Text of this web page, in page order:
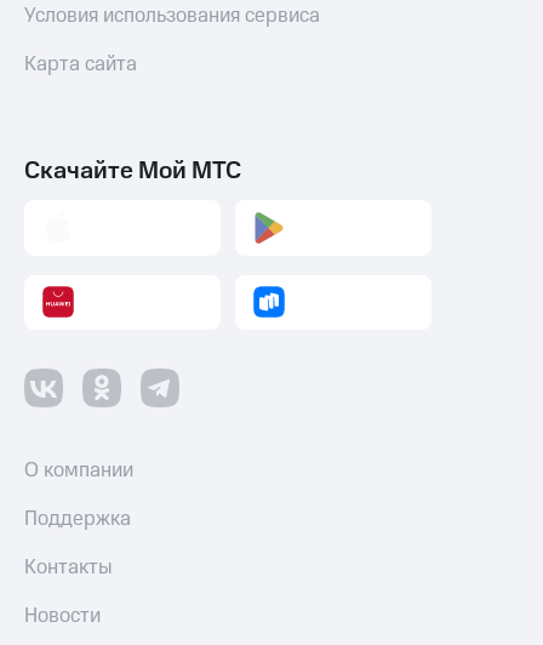
Условия использования сервиса
Карта сайта
Скачайте Мой МТС
О компании
Поддержка
Контакты
Новости